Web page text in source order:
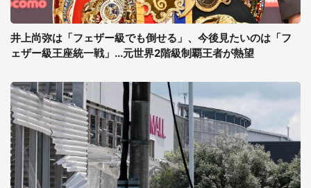
井上尚弥は「フェザー級でも倒せる」、今後見たいのは「フ
ェザー級王座統一戦」...元世界2階級制覇王者が熱望